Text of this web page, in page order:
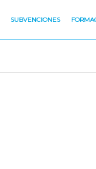
SUBVENCIONES